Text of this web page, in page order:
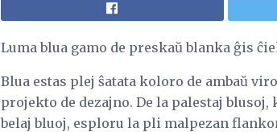
Luma blua gamo de preskaŭ blanka ĝis
Blua estas plej ŝatata koloro de ambaŭ
projekto de dezajno. De la palestaj
belaj bluoj, esploru la pli malpezan